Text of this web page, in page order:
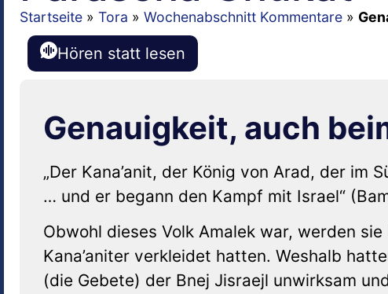
Startseite » Tora » Wochenabschnitt Kommentare »
Hören statt lesen
Genauigkeit, auch
„Der Kana’anit, der König von Arad, der im
… und er begann den Kampf mit Israel“
Obwohl dieses Volk Amalek war, werden
Kana’aniter verkleidet hatten. Weshalb
(die Gebete) der Bnej Jisraejl unwirksam